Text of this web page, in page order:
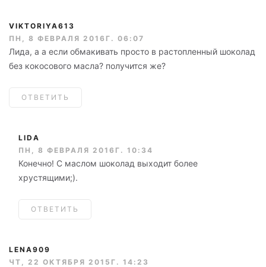
VIKTORIYA613
ПН, 8 ФЕВРАЛЯ 2016Г. 06:07
Лида, а а если обмакивать просто в растопленный шоколад
без кокосового масла? получится же?
ОТВЕТИТЬ
LIDA
ПН, 8 ФЕВРАЛЯ 2016Г. 10:34
Конечно! С маслом шоколад выходит более
хрустящими;).
ОТВЕТИТЬ
LENA909
ЧТ, 22 ОКТЯБРЯ 2015Г. 14:23